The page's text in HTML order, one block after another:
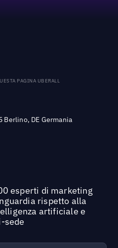
PAGINA UBERALL
Berlino, DE Germania
esperti di marketing
rispetto alla
artificiale e
sede